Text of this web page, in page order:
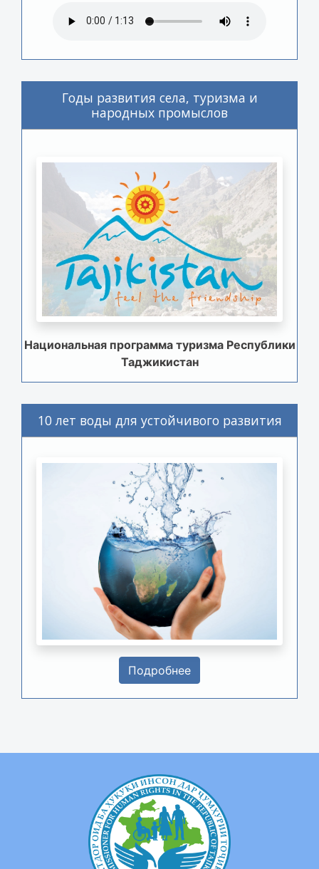
Годы развития села, туризма и
народных промыслов
Национальная программа туризма Республики
Таджикистан
10 лет воды для устойчивого развития
Подробнее